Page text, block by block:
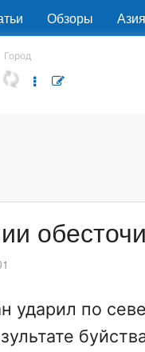
Обзоры Азия
Город
по